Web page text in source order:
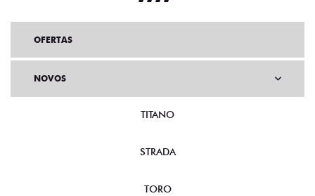
OFERTAS
NOVOS
TITANO
STRADA
TORO